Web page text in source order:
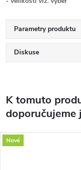
Parametry produktu
Diskuse
K tomuto
Nové